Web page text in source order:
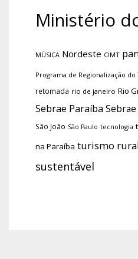
Ministério
MÚSICA Nordeste OMT
Programa de Regionalização do
retomada rio de janeiro Rio
Sebrae Paraíba Sebrae
São João São Paulo tecnologia
na Paraíba turismo
sustentável